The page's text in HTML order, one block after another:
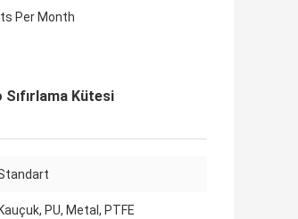
Per Month
Kütesi
Kauçuk, PU, ​​Metal, PTFE